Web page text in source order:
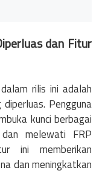
dan Fitur
rilis ini adalah
Pengguna
kunci berbagai
melewati FRP
ini memberikan
dan meningkatkan